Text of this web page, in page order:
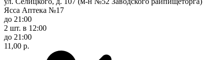
Ясса Аптека №17
до 21:00
2 шт. в 12:00
до 21:00
11,00 р.